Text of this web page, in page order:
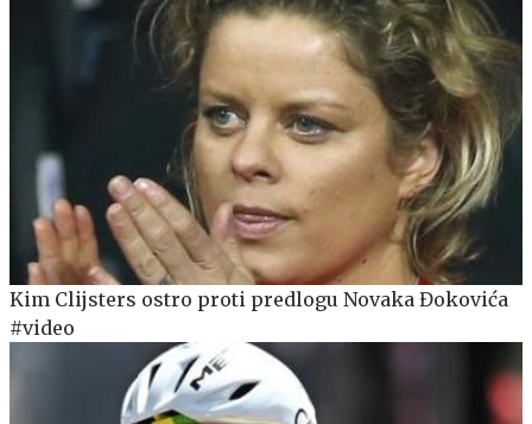
Kim Clijsters ostro proti predlogu Novaka Đokovića
#video